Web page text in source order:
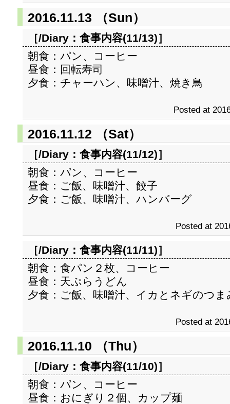
2016.11.13 （Sun）
［/Diary： 食事内容(11/13)］
朝食：パン、コーヒー
昼食：回転寿司
夕食：チャーハン、味噌汁、焼き鳥
Posted at
2016.11.12 （Sat）
［/Diary： 食事内容(11/12)］
朝食：パン、コーヒー
昼食：ご飯、味噌汁、餃子
夕食：ご飯、味噌汁、ハンバーグ
Posted at
［/Diary： 食事内容(11/11)］
朝食：食パン２枚、コーヒー
昼食：天ぷらうどん
夕食：ご飯、味噌汁、イカとネギのつま
Posted at
2016.11.10 （Thu）
［/Diary： 食事内容(11/10)］
朝食：パン、コーヒー
昼食：おにぎり２個、カップ麺